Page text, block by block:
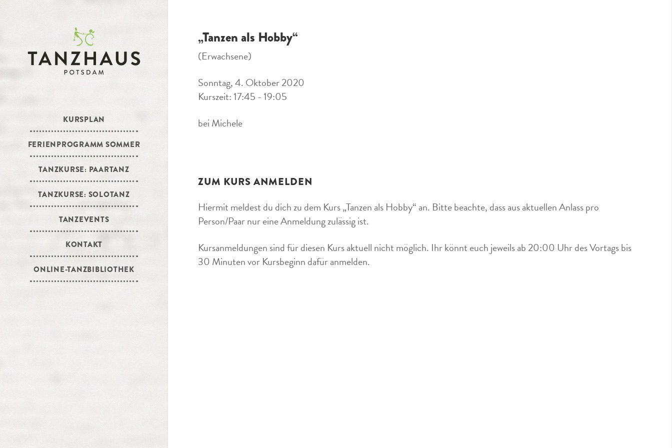
KURSPLAN
FERIENPROGRAMM SOMMER
TANZKURSE: PAARTANZ
TANZKURSE: SOLOTANZ
TANZEVENTS
KONTAKT
ONLINE-TANZBIBLIOTHEK
„Tanzen als Hobby“
(Erwachsene)
Sonntag, 4. Oktober 2020
Kurszeit: 17:45 - 19:05
bei Michele
ZUM KURS ANMELDEN
Hiermit meldest du dich zu dem Kurs „Tanzen als Hobby“ an. Bitte beachte, dass aus aktuellen Anlass pro
Person/Paar nur eine Anmeldung zulässig ist.
Kursanmeldungen sind für diesen Kurs aktuell nicht möglich. Ihr könnt euch jeweils ab 20:00 Uhr des Vortags bis
30 Minuten vor Kursbeginn dafür anmelden.